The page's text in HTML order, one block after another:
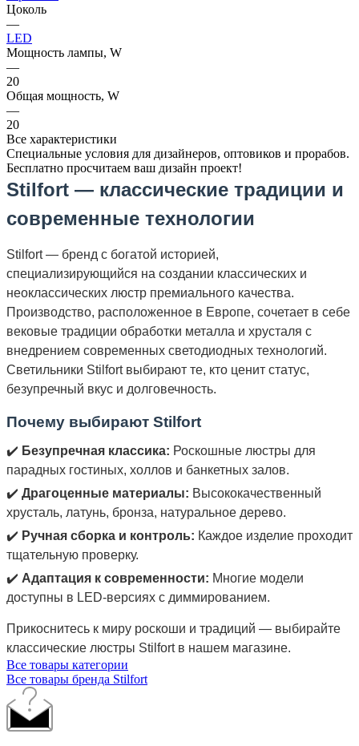
Цоколь
—
LED
Мощность лампы, W
—
20
Общая мощность, W
—
20
Все характеристики
Специальные условия для дизайнеров, оптовиков и прорабов.
Бесплатно просчитаем ваш дизайн проект!
Stilfort — классические традиции и
современные технологии
Stilfort — бренд с богатой историей,
специализирующийся на создании классических и
неоклассических люстр премиального качества.
Производство, расположенное в Европе, сочетает в себе
вековые традиции обработки металла и хрусталя с
внедрением современных светодиодных технологий.
Светильники Stilfort выбирают те, кто ценит статус,
безупречный вкус и долговечность.
Почему выбирают Stilfort
✔️ Безупречная классика: Роскошные люстры для
парадных гостиных, холлов и банкетных залов.
✔️ Драгоценные материалы: Высококачественный
хрусталь, латунь, бронза, натуральное дерево.
✔️ Ручная сборка и контроль: Каждое изделие проходит
тщательную проверку.
✔️ Адаптация к современности: Многие модели
доступны в LED-версиях с диммированием.
Прикоснитесь к миру роскоши и традиций — выбирайте
классические люстры Stilfort в нашем магазине.
Все товары категории
Все товары бренда Stilfort